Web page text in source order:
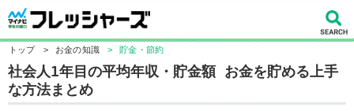
トップ > お金の知識 > 貯金・節約
社会人1年目の平均年収・貯金額 お金を貯める上手
な方法まとめ